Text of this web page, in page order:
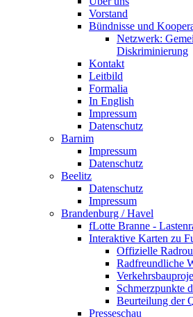
Vorstand
Bündnisse und
Netzwerk:
Diskriminierung
Kontakt
Leitbild
Formalia
In English
Impressum
Datenschutz
Barnim
Impressum
Datenschutz
Beelitz
Datenschutz
Impressum
Brandenburg / Havel
fLotte Branne -
Interaktive Karten zu
Offizielle
Radfreundliche
Schmerzpunkte
Beurteilung der
Presseschau